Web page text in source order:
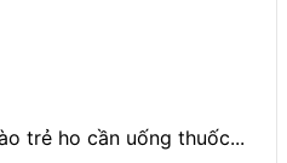
trẻ ho cần uống thuốc...